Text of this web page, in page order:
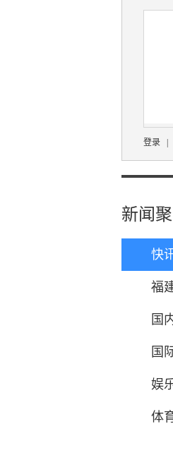
登录 |
新闻
快
福
国
国
娱
体